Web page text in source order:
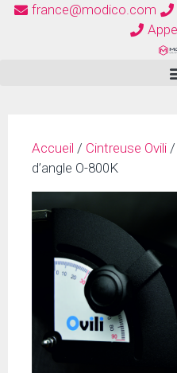
france@modico.com
Accueil / Cintreuse Ovili /
d’angle O-800K